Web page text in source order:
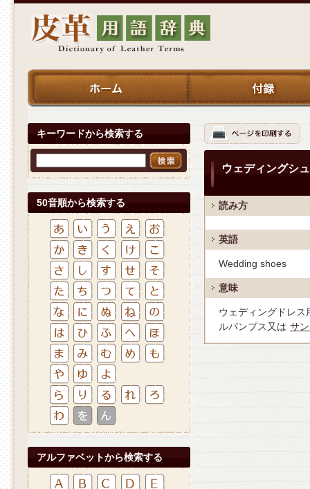
キーワードから検索する
50音順から検索する
アルファベットから検索する
ウェディングシ
読み方
英語
Wedding shoes
意味
ウェディングドレ
ルパンプス又は サ